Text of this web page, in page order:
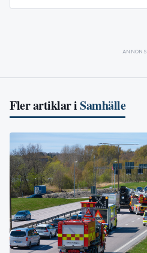
ANNONS
Fler artiklar iSamhälle